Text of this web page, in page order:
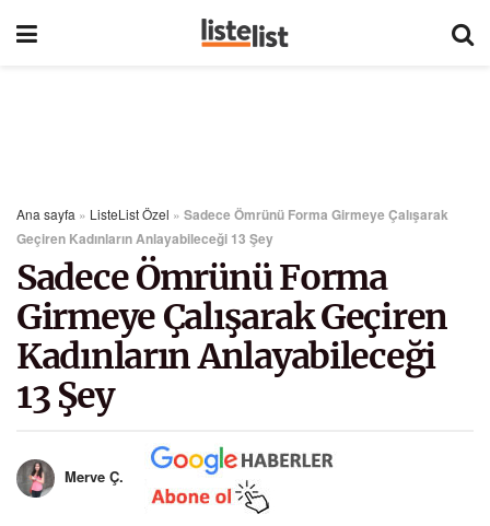
Ana sayfa » ListeList Özel » Sadece Ömrünü Forma Girmeye Çalışarak
Geçiren Kadınların Anlayabileceği 13 Şey
Sadece Ömrünü Forma
Girmeye Çalışarak Geçiren
Kadınların Anlayabileceği
13 Şey
Merve Ç.